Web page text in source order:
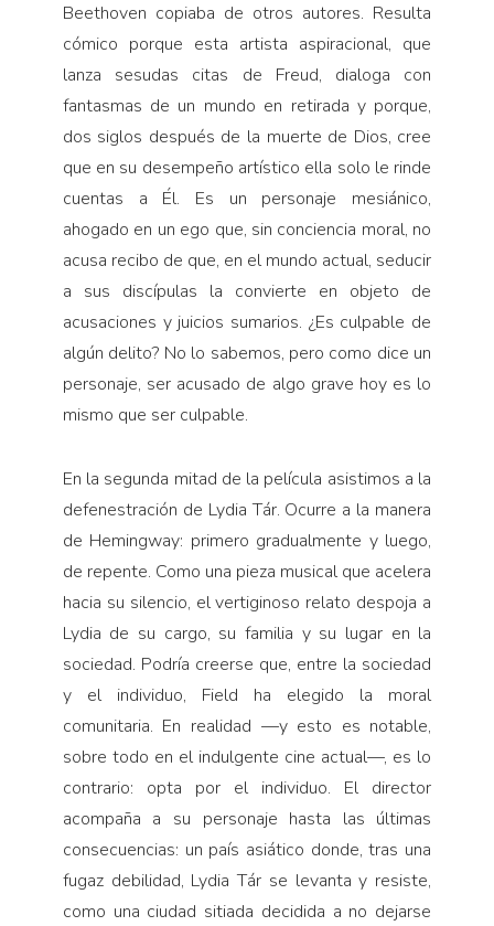
Beethoven copiaba de otros autores. Resulta
cómico porque esta artista aspira­cional, que
lanza sesudas citas de Freud, dialoga con
fantasmas de un mundo en retirada y porque,
dos siglos después de la muerte de Dios, cree
que en su desempeño artístico ella solo le rinde
cuentas a Él. Es un personaje mesiánico,
ahogado en un ego que, sin con­ciencia moral, no
acusa recibo de que, en el mundo actual, seducir
a sus discípulas la convierte en objeto de
acusaciones y juicios sumarios. ¿Es culpable de
algún delito? No lo sabemos, pero como dice un
personaje, ser acusado de algo grave hoy es lo
mismo que ser culpable.
En la segunda mitad de la pelí­cula asistimos a la
defenestración de Lydia Tár. Ocurre a la manera
de Hemingway: primero gradualmen­te y luego,
de repente. Como una pieza musical que acelera
hacia su silencio, el vertiginoso relato des­poja a
Lydia de su cargo, su familia y su lugar en la
sociedad. Podría creerse que, entre la sociedad
y el individuo, Field ha elegido la moral
comunitaria. En realidad —y esto es notable,
sobre todo en el indul­gente cine actual—, es lo
contrario: opta por el individuo. El director
acompaña a su personaje hasta las últimas
consecuencias: un país asiático donde, tras una
fugaz debi­lidad, Lydia Tár se levanta y resiste,
como una ciudad sitiada decidida a no dejarse